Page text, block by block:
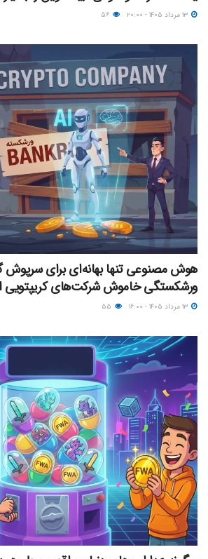
هوش مصنوعی تنها بهانه‌ای برای سرپوش
ورشکستگی خاموش شرکت‌های